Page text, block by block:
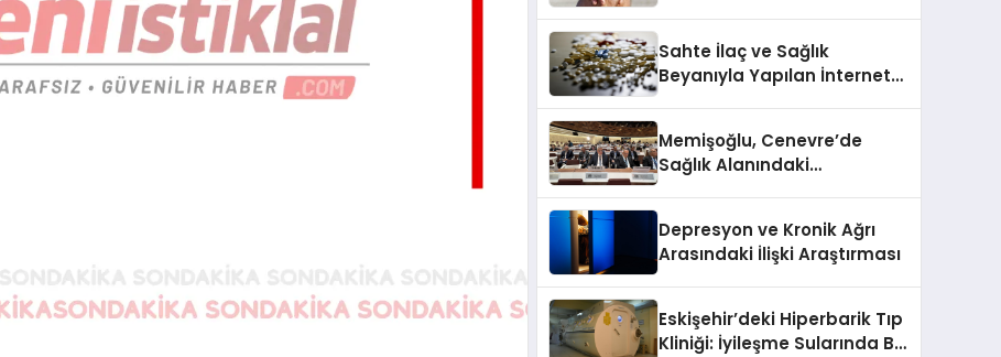
Sahte İlaç ve Sağlık
Beyanıyla Yapılan İnternet
Memişoğlu, Cenevre’de
Sağlık Alanındaki
Depresyon ve Kronik Ağrı
Arasındaki İlişki Araştırması
Eskişehir’deki Hiperbarik Tıp
Kliniği: İyileşme Sularında Bir